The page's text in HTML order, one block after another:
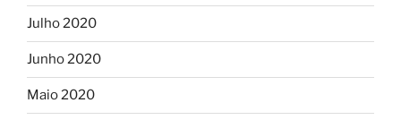
Julho 2020
Junho 2020
Maio 2020